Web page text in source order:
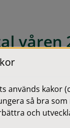
våren
används kakor
så bra
och